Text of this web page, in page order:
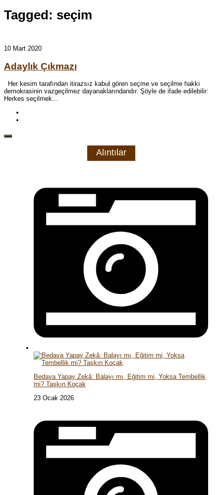
Tagged: seçim
10 Mart 2020
Adaylık Çıkmazı
Her kesim tarafından itirazsız kabul gören seçme ve seçilme hakkı
demokrasinin vazgeçilmez ‎dayanaklarındandır. Şöyle de ifade edilebilir:
Herkes seçilmek...
Alıntılar
Bedava Yapay Zekâ: Balayı mı, Eğitim mi, Yoksa Tembellik
mi? Taşkın Koçak
23 Ocak 2026